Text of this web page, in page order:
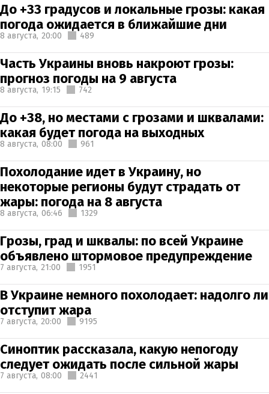
До +33 градусов и локальные грозы: какая
погода ожидается в ближайшие дни
8 августа, 20:00 489
Часть Украины вновь накроют грозы:
прогноз погоды на 9 августа
8 августа, 19:15 742
До +38, но местами с грозами и шквалами:
какая будет погода на выходных
8 августа, 08:00 961
Похолодание идет в Украину, но
некоторые регионы будут страдать от
жары: погода на 8 августа
8 августа, 06:46 1329
Грозы, град и шквалы: по всей Украине
объявлено штормовое предупреждение
7 августа, 21:00 1951
В Украине немного похолодает: надолго ли
отступит жара
7 августа, 20:00 9195
Синоптик рассказала, какую непогоду
следует ожидать после сильной жары
7 августа, 08:00 2441